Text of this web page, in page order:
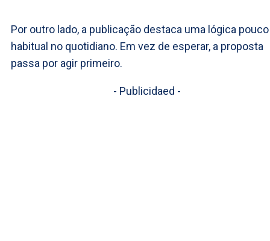
Por outro lado, a publicação destaca uma lógica pouco
habitual no quotidiano. Em vez de esperar, a proposta
passa por agir primeiro.
- Publicidaed -